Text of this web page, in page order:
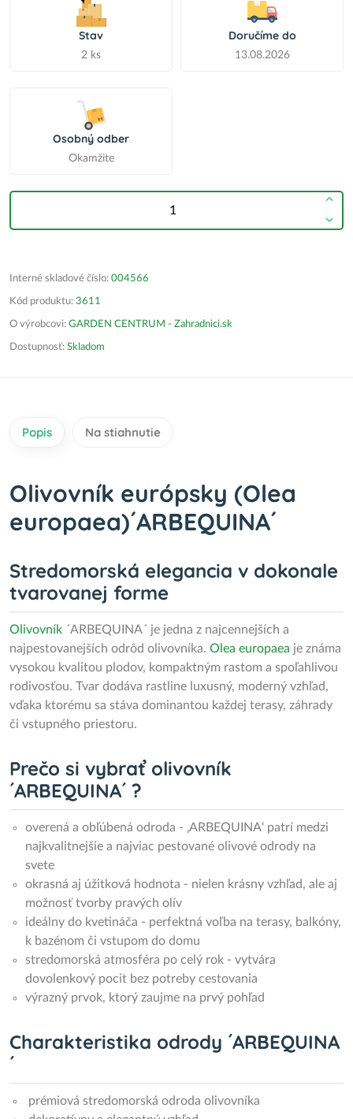
Stav
2 ks
Doručíme do
13.08.2026
Osobný odber
Okamžite
Interné skladové číslo: 004566
Kód produktu: 3611
O výrobcovi: GARDEN CENTRUM - Zahradnici.sk
Dostupnosť: Skladom
Popis Na stiahnutie
Olivovník európsky (Olea
europaea)´ARBEQUINA´
Stredomorská elegancia v dokonale
tvarovanej forme
Olivovník ´ARBEQUINA´ je jedna z najcennejších a
najpestovanejších odrôd olivovníka. Olea europaea je známa
vysokou kvalitou plodov, kompaktným rastom a spoľahlivou
rodivosťou. Tvar dodáva rastline luxusný, moderný vzhľad,
vďaka ktorému sa stáva dominantou každej terasy, záhrady
či vstupného priestoru.
Prečo si vybrať olivovník
´ARBEQUINA´ ?
overená a obľúbená odroda - ‚ARBEQUINA‘ patrí medzi
najkvalitnejšie a najviac pestované olivové odrody na
svete
okrasná aj úžitková hodnota - nielen krásny vzhľad, ale aj
možnosť tvorby pravých olív
ideálny do kvetináča - perfektná voľba na terasy, balkóny,
k bazénom či vstupom do domu
stredomorská atmosféra po celý rok - vytvára
dovolenkový pocit bez potreby cestovania
výrazný prvok, ktorý zaujme na prvý pohľad
Charakteristika odrody ´ARBEQUINA
´
prémiová stredomorská odroda olivovníka